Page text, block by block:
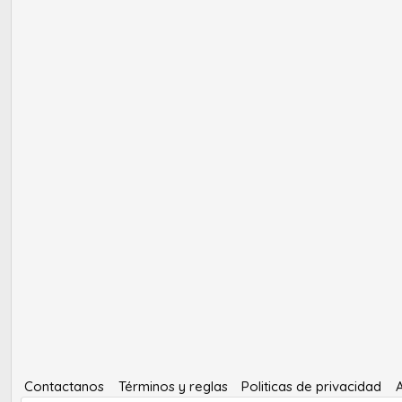
Contactanos Términos y reglas Politicas de privacidad